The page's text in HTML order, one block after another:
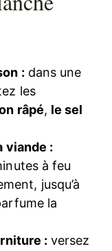
: dans une
les
râpé, le sel
viande :
à feu
jusqu’à
la
: versez